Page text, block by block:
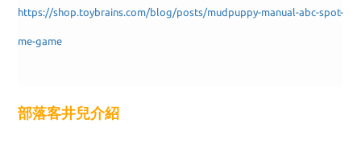
https://shop.toybrains.com/blog/posts/mudpuppy-manual-abc-spot-
me-game
部落客井兒介紹